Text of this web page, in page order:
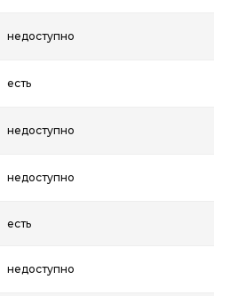
недоступно
есть
недоступно
недоступно
есть
недоступно